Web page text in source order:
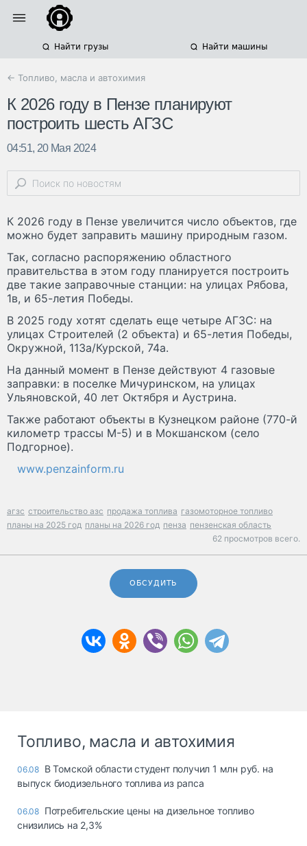
Найти грузы Найти машины
← Топливо, масла и автохимия
К 2026 году в Пензе планируют
построить шесть АГЗС
04:51, 20 Мая 2024
К 2026 году в Пензе увеличится число объектов, где
можно будет заправить машину природным газом.
Так, согласно распоряжению областного
правительства в этом году планируется построить
две такие заправочные станции: на улицах Рябова,
1в, и 65-летия Победы.
В 2025 году хотят сделать еще четыре АГЗС: на
улицах Строителей (2 объекта) и 65-летия Победы,
Окружной, 113а/Курской, 74а.
На данный момент в Пензе действуют 4 газовые
заправки: в поселке Мичуринском, на улицах
Ульяновской, 40 лет Октября и Аустрина.
Также работают объекты в Кузнецком районе (770-й
километр трассы М-5) и в Мокшанском (село
Подгорное).
www.penzainform.ru
агзс строительство азс продажа топлива газомоторное топливо
планы на 2025 год планы на 2026 год пенза пензенская область
62 просмотров всего.
ОБСУДИТЬ
Топливо, масла и автохимия
06.08 В Томской области студент получил 1 млн руб. на
выпуск биодизельного топлива из рапса
06.08 Потребительские цены на дизельное топливо
снизились на 2,3%